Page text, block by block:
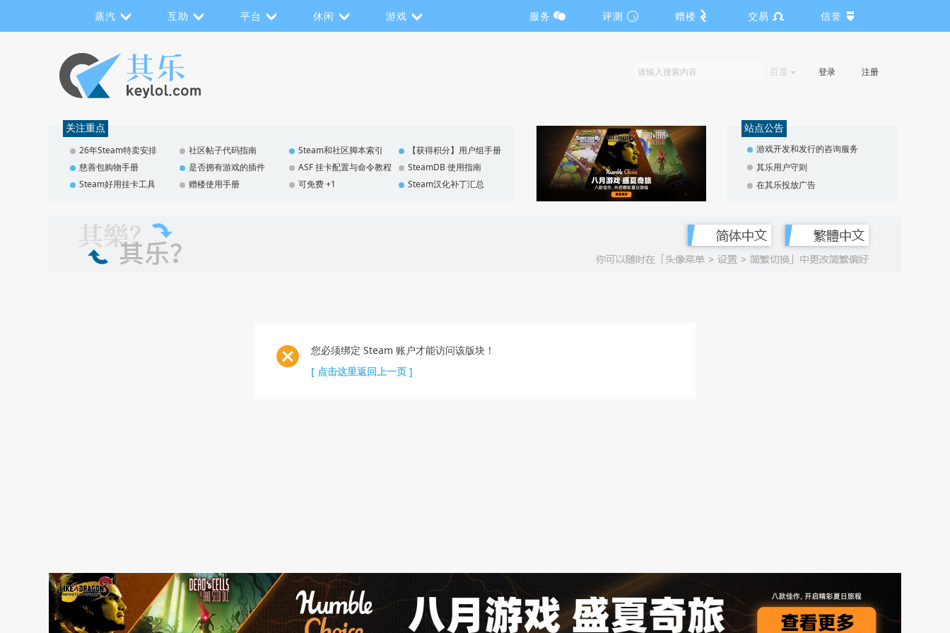
蒸汽 互助 平台 休闲 游戏 服务 评测 赠楼 交易 信誉
百度 登录 注册
关注重点
26年Steam特卖安排 社区帖子代码指南 Steam和社区脚本索引
【获得积分】用户组手册
慈善包购物手册
是否拥有游戏的插件 ASF 挂卡配置与命令教程
SteamDB 使用指南
Steam好用挂卡工具
赠楼使用手册 可免费 +1 Steam汉化补丁汇总
站点公告
游戏开发和发行的咨询服务
其乐用户守则
在其乐投放广告
您必须绑定 Steam 账户才能访问该版块！
[ 点击这里返回上一页 ]